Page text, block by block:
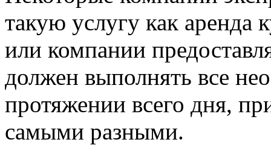
такую услугу как аренда
или компании
должен выполнять все
протяжении всего дня,
самыми разными.